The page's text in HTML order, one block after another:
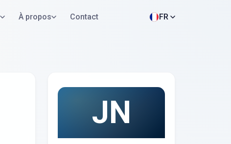
À propos Contact FR
JN